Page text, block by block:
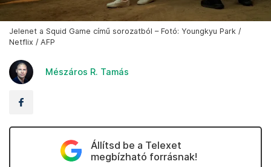
Jelenet a Squid Game című sorozatból – Fotó: Youngkyu Park /
Netflix / AFP
Mészáros R. Tamás
Állítsd be a Telexet
megbízható forrásnak!